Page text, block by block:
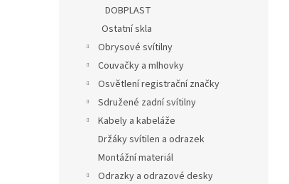
DOBPLAST
Ostatní skla
Obrysové svítilny
Couvačky a mlhovky
Osvětlení registrační značky
Sdružené zadní svítilny
Kabely a kabeláže
Držáky svítilen a odrazek
Montážní materiál
Odrazky a odrazové desky